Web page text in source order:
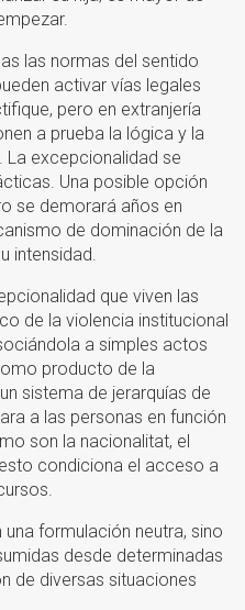
las normas del sentido
activar vías legales
pero en extranjería
a prueba la lógica y la
La excepcionalidad se
Una posible opción
se demorará años en
de dominación de la
intensidad.
que viven las
de la violencia institucional
a simples actos
producto de la
sistema de jerarquías de
a las personas en función
son la nacionalitat, el
condiciona el acceso a
formulación neutra, sino
desde determinadas
de diversas situaciones